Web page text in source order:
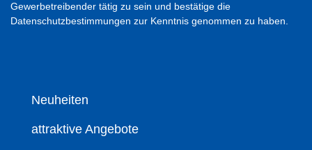
Gewerbetreibender tätig zu sein und bestätige die
Datenschutzbestimmungen zur Kenntnis genommen zu haben.
Neuheiten
attraktive Angebote